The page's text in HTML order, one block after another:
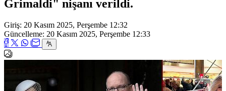
Grimaldi" nişanı verildi.
Giriş: 20 Kasım 2025, Perşembe 12:32
Güncelleme: 20 Kasım 2025, Perşembe 12:33